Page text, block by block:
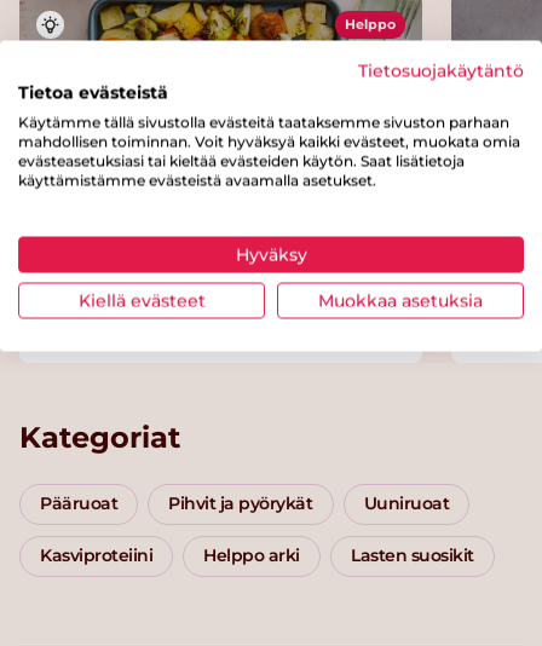
Helppo
Kalapyörykkäpelti
Kategoriat
Pääruoat Pihvit ja pyörykät Uuniruoat
Kasviproteiini Helppo arki Lasten suosikit
Tietosuojakäytäntö
Tietoa evästeistä
Käytämme tällä sivustolla evästeitä taataksemme sivuston parhaan
mahdollisen toiminnan. Voit hyväksyä kaikki evästeet, muokata omia
evästeasetuksiasi tai kieltää evästeiden käytön. Saat lisätietoja
käyttämistämme evästeistä avaamalla asetukset.
Hyväksy
Kiellä evästeet Muokkaa asetuksia